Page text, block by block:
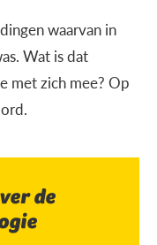
waarvan in
Wat is dat
met zich mee? Op
de